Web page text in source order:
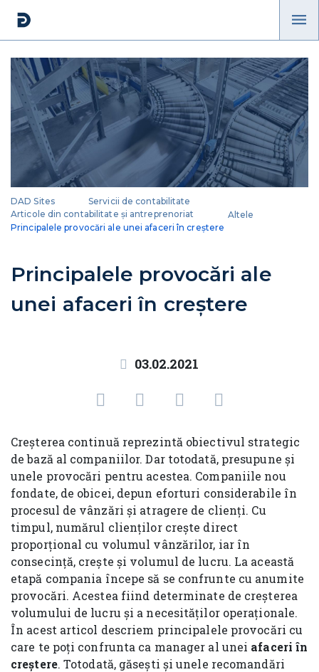
DAD Sites
Servicii de contabilitate
Articole din contabilitate și antreprenoriat
Altele
Principalele provocări ale unei afaceri în creștere
Principalele provocări ale
unei afaceri în creștere
03.02.2021
Creșterea continuă reprezintă obiectivul strategic
de bază al companiilor. Dar totodată, presupune și
unele provocări pentru acestea. Companiile nou
fondate, de obicei, depun eforturi considerabile în
procesul de vânzări și atragere de clienți. Cu
timpul, numărul clienților crește direct
proporțional cu volumul vânzărilor, iar în
consecință, crește și volumul de lucru. La această
etapă compania începe să se confrunte cu anumite
provocări. Acestea fiind determinate de creșterea
volumului de lucru și a necesităților operaționale.
În acest articol descriem principalele provocări cu
care te poți confrunta ca manager al unei afaceri în
creștere. Totodată, găsești și unele recomandări